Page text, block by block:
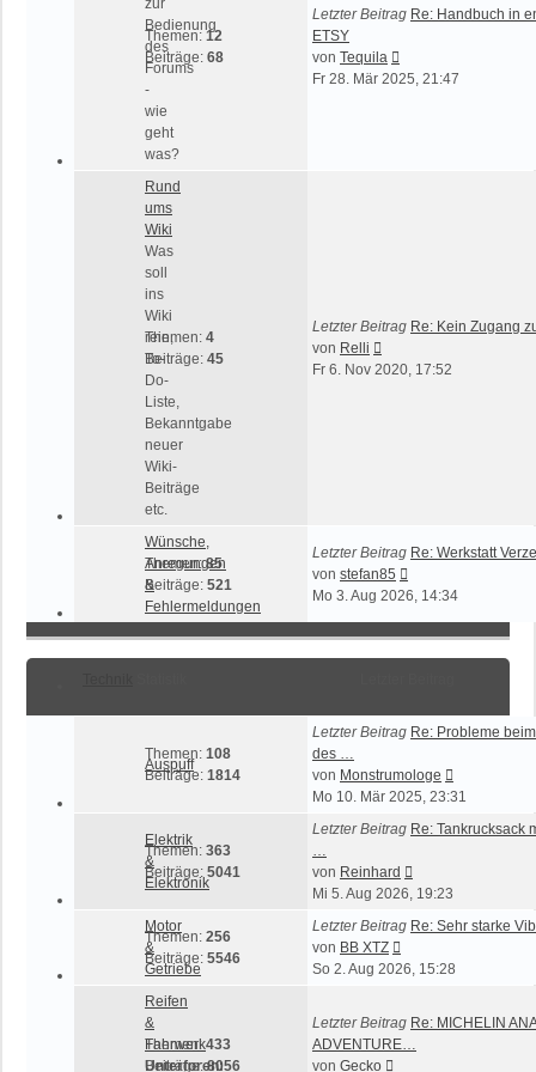
zur
Bedienung
des
Forums
-
wie
geht
was?
Themen: 12
Beiträge: 68
Letzter Beitrag Re: Handbuch in
ETSY
von Tequila
Beitrag
Fr 28. Mär 2025, 21:47
Rund
ums
Wiki
Was
soll
ins
Wiki
rein,
To-
Do-
Liste,
Bekanntgabe
neuer
Wiki-
Beiträge
etc.
Themen: 4
Beiträge: 45
Letzter Beitrag Re: Kein Zugang
von Relli
Beitrag
Fr 6. Nov 2020, 17:52
Wünsche,
Anregungen
&
Fehlermeldungen
Themen:85
Beiträge: 521
Letzter Beitrag Re: Werkstatt
von stefan85
Beitrag
Mo 3. Aug 2026, 14:34
Auspuff
Themen: 108
Beiträge: 1814
Letzter Beitrag Re: Probleme
des …
von Monstrumologe
Beitrag
Mo 10. Mär 2025, 23:31
Elektrik
&
Elektronik
Themen: 363
Beiträge: 5041
Letzter Beitrag Re: Tankrucksack
…
von Reinhard
Beitrag
Mi 5. Aug 2026, 19:23
Motor
&
Getriebe
Themen: 256
Beiträge: 5546
Letzter Beitrag Re: Sehr starke
von BB XTZ
Beitrag
So 2. Aug 2026, 15:28
Reifen
&
Fahrwerk
Unterforen:
Themen:433
Beiträge:8056
Letzter Beitrag Re: MICHELIN
ADVENTURE…
von Gecko